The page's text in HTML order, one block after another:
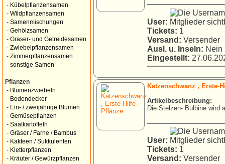
- Kübelpflanzensamen
- Wildpflanzensamen
- Samenmischungen
- Gehölzsamen
- Gräser- und Getreidesamen
- Zwiebelpflanzensamen
- Zimmerpflanzensamen
- sonstige Samen
Pflanzen
- Blumenzwiebeln
- Bodendecker
- Ein- / zweijährige Blumen
- Gemüsepflanzen
- Saatkartoffeln
- Gräser / Farne / Bambus
- Kakteen / Sukkulenten
- Kletterpflanzen
- Kräuter / Gewürzpflanzen
User:
Tickets: 1
Versand: Versender
Ausl. u. Inseln: Nein
Eingestellt:
Katzenschwanz , Erste-
Artikelbeschreibung:
Die Stelzen- Bulbine wird
User:
Tickets: 1
Versand: Versender